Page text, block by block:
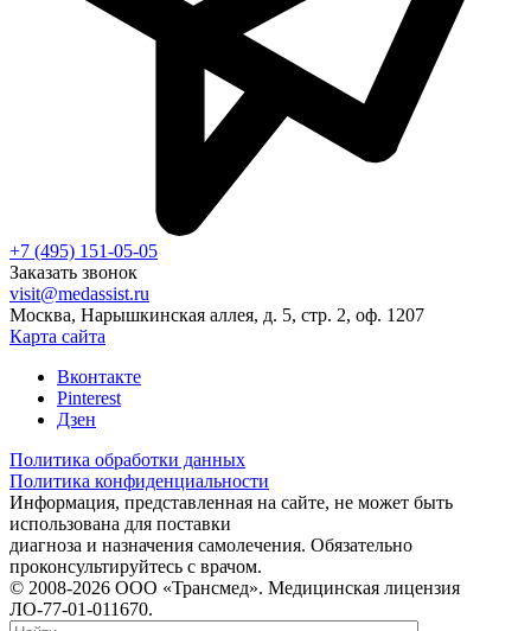
+7 (495) 151-05-05
Заказать звонок
visit@medassist.ru
Москва, Нарышкинская аллея, д. 5, стр. 2, оф. 1207
Карта сайта
Вконтакте
Pinterest
Дзен
Политика обработки данных
Политика конфиденциальности
Информация, представленная на сайте, не может быть
использована для поставки
диагноза и назначения самолечения. Обязательно
проконсультируйтесь с врачом.
© 2008-2026 ООО «Трансмед». Медицинская лицензия
ЛО-77-01-011670.